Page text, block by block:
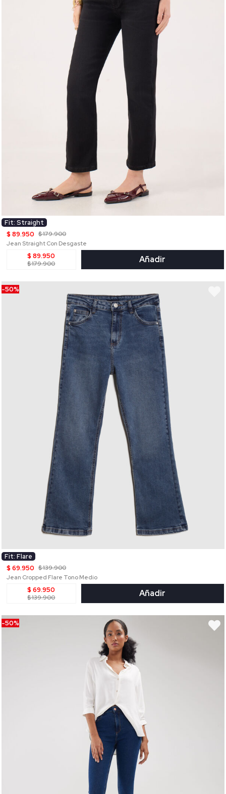
Fit: Straight
$ 89.950 $ 179.900
Jean Straight Con Desgaste
$ 89.950
$ 179.900 Añadir
-50%
Fit: Flare
$ 69.950 $ 139.900
Jean Cropped Flare Tono Medio
$ 69.950
$ 139.900 Añadir
-50%